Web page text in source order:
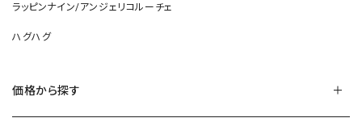
ラッピンナイン/アンジェリコルーチェ
ハグハグ
価格から探す